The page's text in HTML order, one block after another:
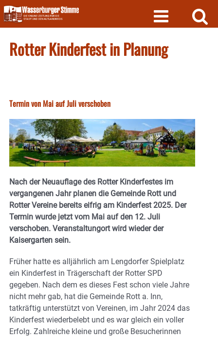
Skip
to
content
Rotter Kinderfest in Planung
Termin von Mai auf Juli verschoben
Nach der Neuauflage des Rotter Kinderfestes im
vergangenen Jahr planen die Gemeinde Rott und
Rotter Vereine bereits eifrig am Kinderfest 2025. Der
Termin wurde jetzt vom Mai auf den 12. Juli
verschoben. Veranstaltungort wird wieder der
Kaisergarten sein.
Früher hatte es alljährlich am Lengdorfer Spielplatz
ein Kinderfest in Trägerschaft der Rotter SPD
gegeben. Nach dem es dieses Fest schon viele Jahre
nicht mehr gab, hat die Gemeinde Rott a. Inn,
tatkräftig unterstützt von Vereinen, im Jahr 2024 das
Kinderfest wiederbelebt und es war gleich ein voller
Erfolg. Zahlreiche kleine und große Besucherinnen